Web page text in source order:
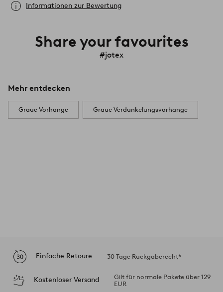
Informationen zur Bewertung
Share your favourites
#jotex
Mehr entdecken
Graue Vorhänge Graue Verdunkelungsvorhänge
Einfache Retoure 30 Tage Rückgaberecht*
Kostenloser Versand
Gilt für normale Pakete über 129
EUR